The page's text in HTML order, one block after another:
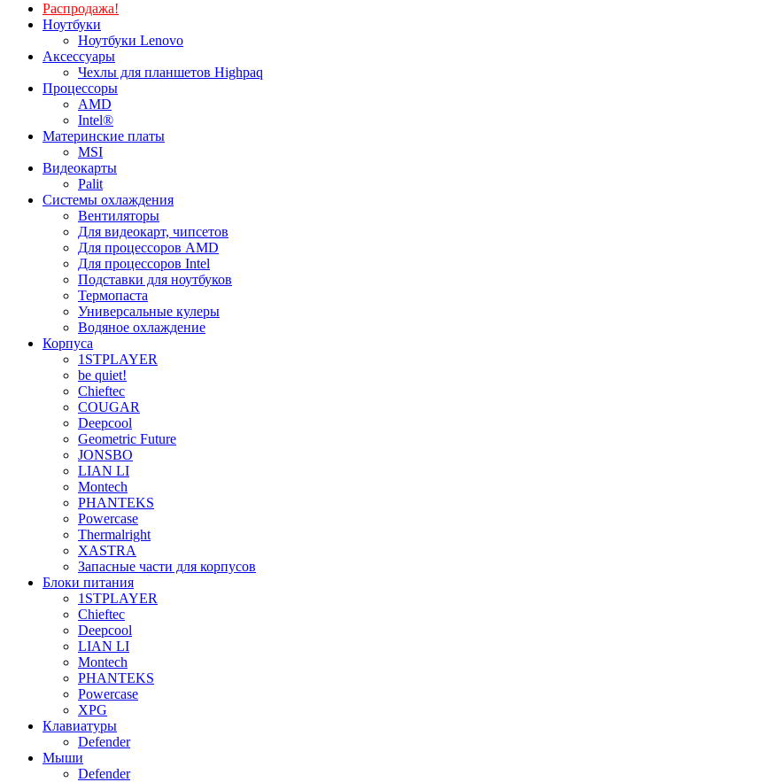
Распродажа!
Ноутбуки
Ноутбуки Lenovo
Аксессуары
Чехлы для планшетов Highpaq
Процессоры
AMD
Intel®
Материнские платы
MSI
Видеокарты
Palit
Системы охлаждения
Вентиляторы
Для видеокарт, чипсетов
Для процессоров AMD
Для процессоров Intel
Подставки для ноутбуков
Термопаста
Универсальные кулеры
Водяное охлаждение
Корпуса
1STPLAYER
be quiet!
Chieftec
COUGAR
Deepcool
Geometric Future
JONSBO
LIAN LI
Montech
PHANTEKS
Powercase
Thermalright
XASTRA
Запасные части для корпусов
Блоки питания
1STPLAYER
Chieftec
Deepcool
LIAN LI
Montech
PHANTEKS
Powercase
XPG
Клавиатуры
Defender
Мыши
Defender